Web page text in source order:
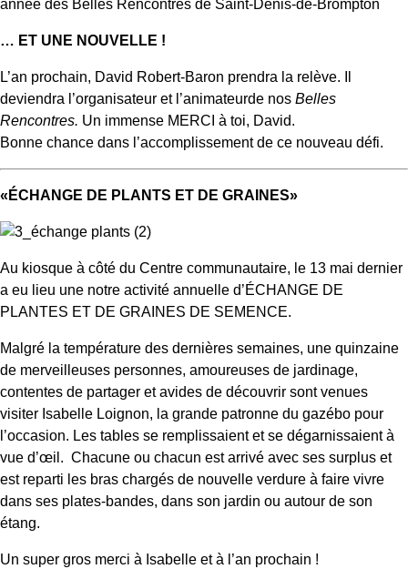
année des Belles Rencontres de Saint-Denis-de-Brompton
… ET UNE NOUVELLE !
L’an prochain, David Robert-Baron prendra la relève. Il
deviendra l’organisateur et l’animateurde nos Belles
Rencontres. Un immense MERCI à toi, David.
Bonne chance dans l’accomplissement de ce nouveau défi.
«ÉCHANGE DE PLANTS ET DE GRAINES»
Au kiosque à côté du Centre communautaire, le 13 mai dernier
a eu lieu une notre activité annuelle d’ÉCHANGE DE
PLANTES ET DE GRAINES DE SEMENCE.
Malgré la température des dernières semaines, une quinzaine
de merveilleuses personnes, amoureuses de jardinage,
contentes de partager et avides de découvrir sont venues
visiter Isabelle Loignon, la grande patronne du gazébo pour
l’occasion. Les tables se remplissaient et se dégarnissaient à
vue d’œil. Chacune ou chacun est arrivé avec ses surplus et
est reparti les bras chargés de nouvelle verdure à faire vivre
dans ses plates-bandes, dans son jardin ou autour de son
étang.
Un super gros merci à Isabelle et à l’an prochain !